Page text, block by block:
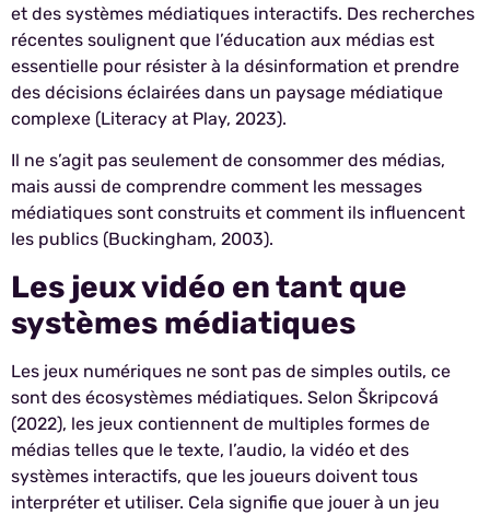
et des systèmes médiatiques interactifs. Des recherches
récentes soulignent que l’éducation aux médias est
essentielle pour résister à la désinformation et prendre
des décisions éclairées dans un paysage médiatique
complexe (Literacy at Play, 2023).
Il ne s’agit pas seulement de consommer des médias,
mais aussi de comprendre comment les messages
médiatiques sont construits et comment ils influencent
les publics (Buckingham, 2003).
Les jeux vidéo en tant que
systèmes médiatiques
Les jeux numériques ne sont pas de simples outils, ce
sont des écosystèmes médiatiques. Selon Škripcová
(2022), les jeux contiennent de multiples formes de
médias telles que le texte, l’audio, la vidéo et des
systèmes interactifs, que les joueurs doivent tous
interpréter et utiliser. Cela signifie que jouer à un jeu